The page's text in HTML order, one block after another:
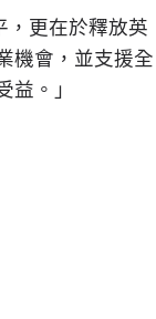
，更在於釋放英
機會，並支援全
。」